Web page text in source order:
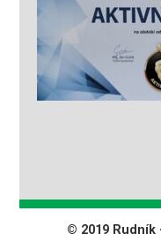
© 2019 Rudník